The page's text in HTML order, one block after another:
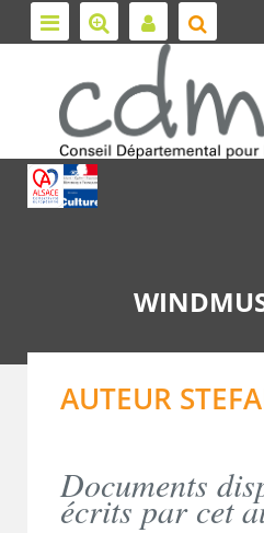
AUTEUR
Documents
écrits par cet